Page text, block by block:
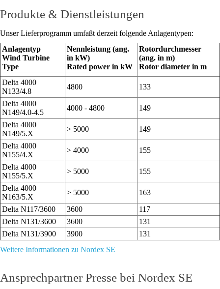
Produkte & Dienstleistungen
Unser Lieferprogramm umfaßt derzeit folgende Anlagentypen:
Anlagentyp
Wind Turbine
Type
Nennleistung (ang.
in kW)
Rated power in kW
Rotordurchmesser
(ang. in m)
Rotor diameter in m
Delta 4000
N133/4.8
4800
133
Delta 4000
N149/4.0-4.5
4000 - 4800
149
Delta 4000
N149/5.X
> 5000
149
Delta 4000
N155/4.X
> 4000
155
Delta 4000
N155/5.X
> 5000
155
Delta 4000
N163/5.X
> 5000
163
Delta N117/3600
3600
117
Delta N131/3600
3600
131
Delta N131/3900
3900
131
Weitere Informationen zu Nordex SE
Ansprechpartner Presse bei Nordex SE